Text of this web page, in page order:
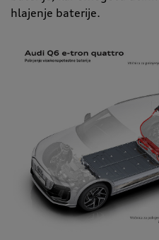
hlajenje baterije.